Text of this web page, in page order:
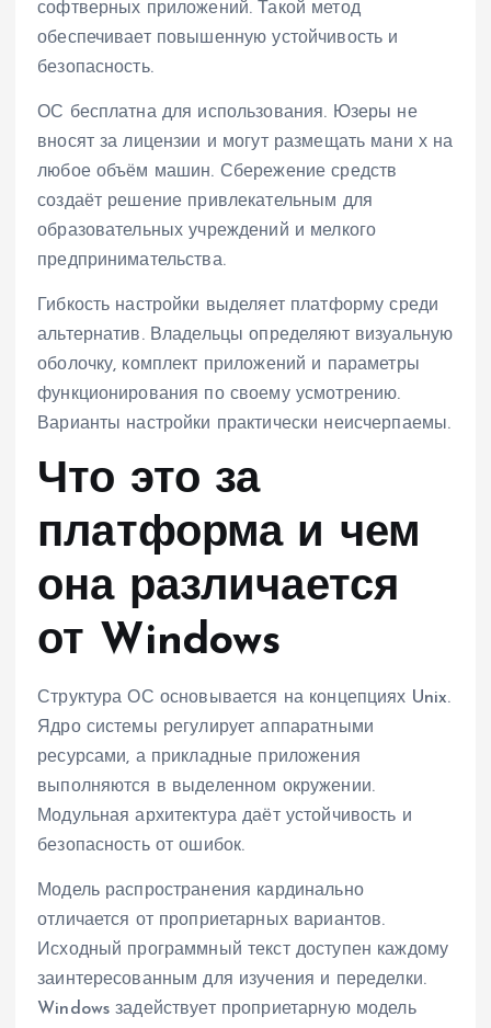
софтверных приложений. Такой метод
обеспечивает повышенную устойчивость и
безопасность.
ОС бесплатна для использования. Юзеры не
вносят за лицензии и могут размещать мани х на
любое объём машин. Сбережение средств
создаёт решение привлекательным для
образовательных учреждений и мелкого
предпринимательства.
Гибкость настройки выделяет платформу среди
альтернатив. Владельцы определяют визуальную
оболочку, комплект приложений и параметры
функционирования по своему усмотрению.
Варианты настройки практически неисчерпаемы.
Что это за
платформа и чем
она различается
от Windows
Структура ОС основывается на концепциях Unix.
Ядро системы регулирует аппаратными
ресурсами, а прикладные приложения
выполняются в выделенном окружении.
Модульная архитектура даёт устойчивость и
безопасность от ошибок.
Модель распространения кардинально
отличается от проприетарных вариантов.
Исходный программный текст доступен каждому
заинтересованным для изучения и переделки.
Windows задействует проприетарную модель